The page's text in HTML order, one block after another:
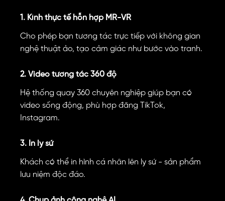
1. Kính thực tế hỗn hợp MR-VR
Cho phép bạn tương tác trực tiếp với không gian
nghệ thuật ảo, tạo cảm giác như bước vào tranh.
2. Video tương tác 360 độ
Hệ thống quay 360 chuyên nghiệp giúp bạn có
video sống động, phù hợp đăng TikTok,
Instagram.
3. In ly sứ
Khách có thể in hình cá nhân lên ly sứ - sản phẩm
lưu niệm độc đáo.